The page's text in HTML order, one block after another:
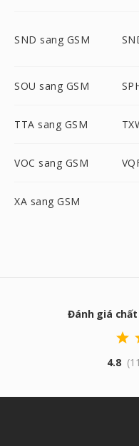
SND sang GSM
SOU sang GSM
TTA sang GSM
VOC sang GSM
XA sang GSM
Đánh giá chất
4.8